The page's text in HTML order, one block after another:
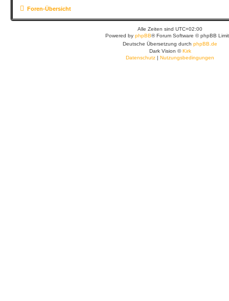
Foren-Übersicht
Alle Zeiten sind UTC+02:00
Powered by phpBB® Forum Software © phpBB
Deutsche Übersetzung durch phpBB.de
Dark Vision ©Kirk
Datenschutz | Nutzungsbedingungen